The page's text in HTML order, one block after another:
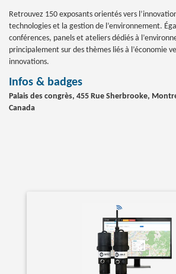
Retrouvez 150 exposants orientés vers
technologies et la gestion de l’environnement.
conférences, panels et ateliers dédiés à
principalement sur des thèmes liés à l’économie
innovations.
Infos & badges
Palais des congrès, 455 Rue Sherbrooke,
Canada